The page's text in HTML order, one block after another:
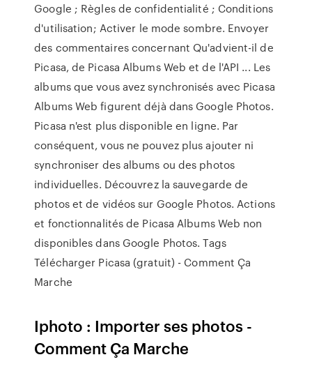
Google ; Règles de confidentialité ; Conditions
d'utilisation; Activer le mode sombre. Envoyer
des commentaires concernant Qu'advient-il de
Picasa, de Picasa Albums Web et de l'API ... Les
albums que vous avez synchronisés avec Picasa
Albums Web figurent déjà dans Google Photos.
Picasa n'est plus disponible en ligne. Par
conséquent, vous ne pouvez plus ajouter ni
synchroniser des albums ou des photos
individuelles. Découvrez la sauvegarde de
photos et de vidéos sur Google Photos. Actions
et fonctionnalités de Picasa Albums Web non
disponibles dans Google Photos. Tags
Télécharger Picasa (gratuit) - Comment Ça
Marche
Iphoto : Importer ses photos -
Comment Ça Marche